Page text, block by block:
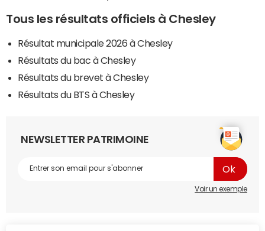
Tous les résultats officiels à Chesley
Résultat municipale 2026 à Chesley
Résultats du bac à Chesley
Résultats du brevet à Chesley
Résultats du BTS à Chesley
NEWSLETTER PATRIMOINE
Voir un exemple